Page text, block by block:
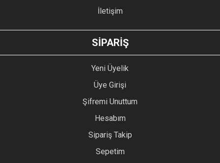
GÖNDER
İletişim
SİPARİŞ
Yeni Üyelik
Üye Girişi
Şifremi Unuttum
Hesabım
Sipariş Takip
Sepetim